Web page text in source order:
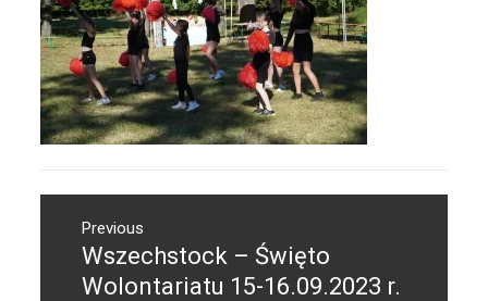
wpisuPrevious
Previous
post:
Wszechstock – Święto
Wolontariatu 15-16.09.2023 r.